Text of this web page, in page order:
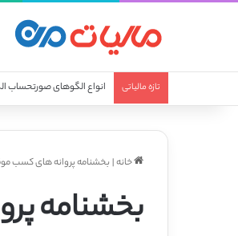
تازه مالیاتی انواع الگوهای صورتحساب
خانه| بخشنامه پروانه های کسب
بخشنامه